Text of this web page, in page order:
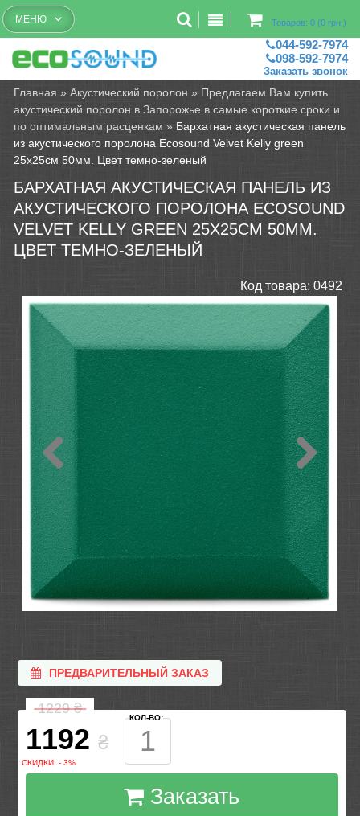
Бесплатный рассчет помещений
Товаров: 0 (0 грн.)
МЕНЮ
044-592-7974
098-592-7974
Заказать звонок
Главная »Акустический поролон » Предлагаем Вам купить
акустический поролон в Запорожье в самые короткие сроки и
по оптимальным расценкам » Бархатная акустическая панель
из акустического поролона Ecosound Velvet Kelly green
25х25см 50мм. Цвет темно-зеленый
БАРХАТНАЯ АКУСТИЧЕСКАЯ ПАНЕЛЬ ИЗ
АКУСТИЧЕСКОГО ПОРОЛОНА ECOSOUND
VELVET KELLY GREEN 25Х25СМ 50ММ.
ЦВЕТ ТЕМНО-ЗЕЛЕНЫЙ
Код товара: 0492
ПРЕДВАРИТЕЛЬНЫЙ ЗАКАЗ
1229₴
1192 ₴
СКИДКИ: - 3%
КОЛ-ВО:
Заказать